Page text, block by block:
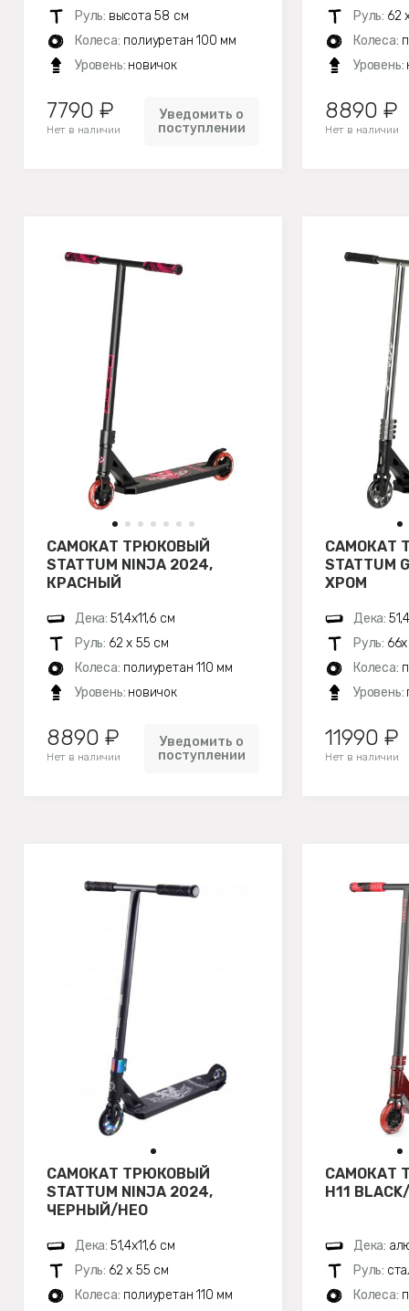
Руль: высота 58 см
Колеса: полиуретан 100 мм
Уровень: новичок
7790 ₽
Нет в наличии
Уведомить о
поступлении
Руль: 62
Колеса:
Уровень:
8890 ₽
Нет в наличии
САМОКАТ ТРЮКОВЫЙ
STATTUM NINJA 2024,
КРАСНЫЙ
Дека: 51,4х11,6 см
Руль: 62 х 55 см
Колеса: полиуретан 110 мм
Уровень: новичок
8890 ₽
Нет в наличии
Уведомить о
поступлении
САМОКАТ
STATTUM
ХРОМ
Дека:
Руль:
Колеса:
Уровень:
11990 ₽
Нет в наличии
САМОКАТ ТРЮКОВЫЙ
STATTUM NINJA 2024,
ЧЕРНЫЙ/НЕО
Дека: 51,4х11,6 см
Руль: 62 х 55 см
Колеса: полиуретан 110 мм
САМОКАТ
H11
Дека:
Руль:
Колеса: